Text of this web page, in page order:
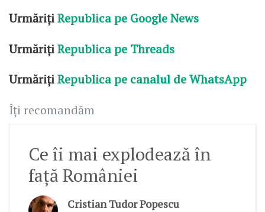
UrmărițiRepublica pe Google News
UrmărițiRepublica pe Threads
UrmărițiRepublica pe canalul de WhatsApp
Îți recomandăm
Ce îi mai explodează în
față României
Cristian Tudor Popescu